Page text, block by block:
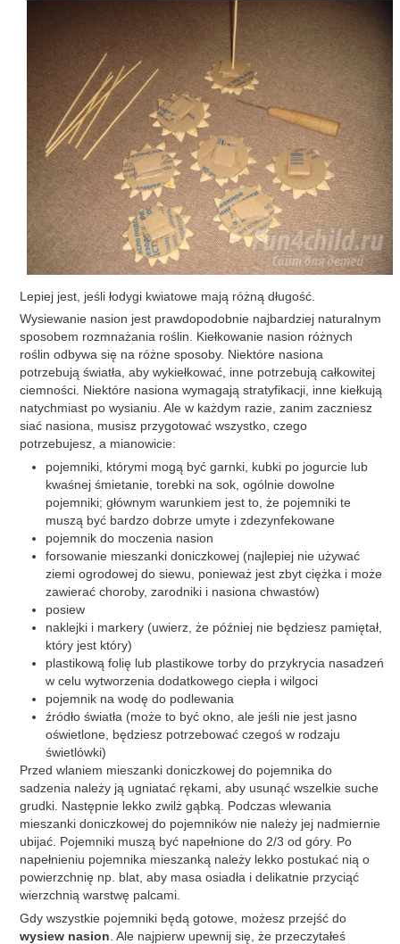
Lepiej jest, jeśli łodygi kwiatowe mają różną długość.
Wysiewanie nasion jest prawdopodobnie najbardziej naturalnym
sposobem rozmnażania roślin. Kiełkowanie nasion różnych
roślin odbywa się na różne sposoby. Niektóre nasiona
potrzebują światła, aby wykiełkować, inne potrzebują całkowitej
ciemności. Niektóre nasiona wymagają stratyfikacji, inne kiełkują
natychmiast po wysianiu. Ale w każdym razie, zanim zaczniesz
siać nasiona, musisz przygotować wszystko, czego
potrzebujesz, a mianowicie:
pojemniki, którymi mogą być garnki, kubki po jogurcie lub
kwaśnej śmietanie, torebki na sok, ogólnie dowolne
pojemniki; głównym warunkiem jest to, że pojemniki te
muszą być bardzo dobrze umyte i zdezynfekowane
pojemnik do moczenia nasion
forsowanie mieszanki doniczkowej (najlepiej nie używać
ziemi ogrodowej do siewu, ponieważ jest zbyt ciężka i może
zawierać choroby, zarodniki i nasiona chwastów)
posiew
naklejki i markery (uwierz, że później nie będziesz pamiętał,
który jest który)
plastikową folię lub plastikowe torby do przykrycia nasadzeń
w celu wytworzenia dodatkowego ciepła i wilgoci
pojemnik na wodę do podlewania
źródło światła (może to być okno, ale jeśli nie jest jasno
oświetlone, będziesz potrzebować czegoś w rodzaju
świetlówki)
Przed wlaniem mieszanki doniczkowej do pojemnika do
sadzenia należy ją ugniatać rękami, aby usunąć wszelkie suche
grudki. Następnie lekko zwilż gąbką. Podczas wlewania
mieszanki doniczkowej do pojemników nie należy jej nadmiernie
ubijać. Pojemniki muszą być napełnione do 2/3 od góry. Po
napełnieniu pojemnika mieszanką należy lekko postukać nią o
powierzchnię np. blat, aby masa osiadła i delikatnie przyciąć
wierzchnią warstwę palcami.
Gdy wszystkie pojemniki będą gotowe, możesz przejść do
wysiew nasion . Ale najpierw upewnij się, że przeczytałeś